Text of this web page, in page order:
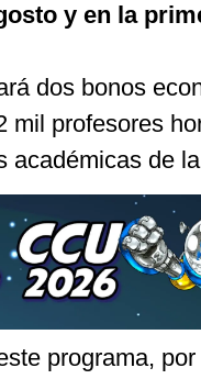
y en la
dos bonos
mil profesores
académicas de
programa,